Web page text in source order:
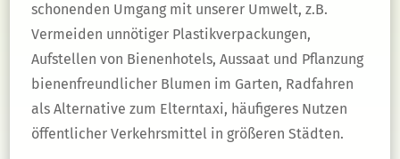
schonenden Umgang mit unserer Umwelt, z.B.
Vermeiden unnötiger Plastikverpackungen,
Aufstellen von Bienenhotels, Aussaat und Pflanzung
bienenfreundlicher Blumen im Garten, Radfahren
als Alternative zum Elterntaxi, häufigeres Nutzen
öffentlicher Verkehrsmittel in größeren Städten.